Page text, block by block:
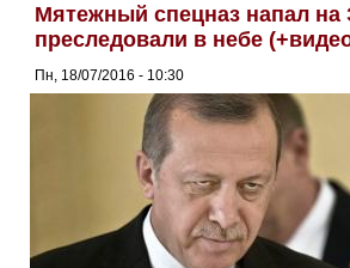
Мятежный спецназ напал на
преследовали в небе
Пн, 18/07/2016 - 10:30